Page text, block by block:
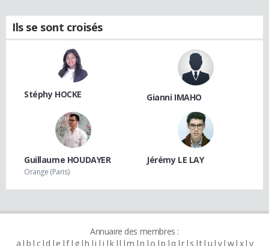
Ils se sont croisés
Stéphy HOCKE Gianni IMAHO
Guillaume HOUDAYER
Orange (Paris)
Jérémy LE LAY
Annuaire des membres :
a b c d e f g h i j k l m n o p q r s t u v w x y